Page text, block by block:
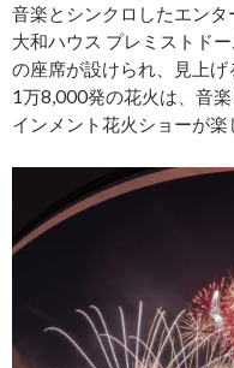
音楽とシンクロしたエン
大和ハウス プレミストド
の座席が設けられ、見上
1万8,000発の花火は、音
インメント花火ショーが楽